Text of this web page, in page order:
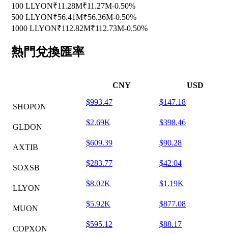
100 LLYON₹11.28M₹11.27M-0.50%
500 LLYON₹56.41M₹56.36M-0.50%
1000 LLYON₹112.82M₹112.73M-0.50%
熱門兌換匯率
CNY USD
SHOPON
$993.47 $147.18
GLDON
$2.69K $398.46
AXTIB
$609.39 $90.28
SOXSB
$283.77 $42.04
LLYON
$8.02K $1.19K
MUON
$5.92K $877.08
COPXON
$595.12 $88.17